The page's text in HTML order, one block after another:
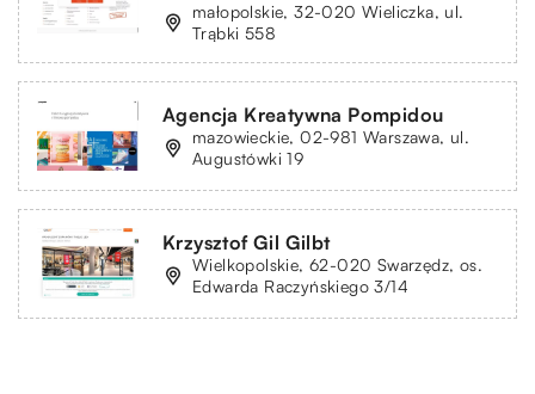
małopolskie, 32-020 Wieliczka, ul.
Trąbki 558
Agencja Kreatywna Pompidou
mazowieckie, 02-981 Warszawa, ul.
Augustówki 19
Krzysztof Gil Gilbt
Wielkopolskie, 62-020 Swarzędz, os.
Edwarda Raczyńskiego 3/14